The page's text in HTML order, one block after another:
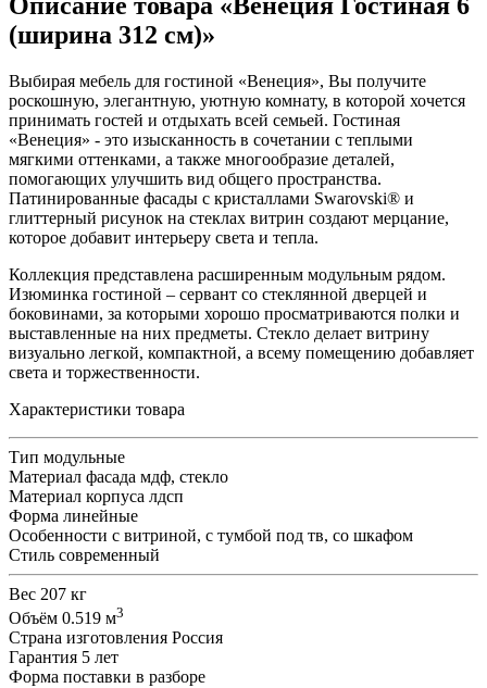
(ширина 312 см)»
Выбирая мебель для гостиной «Венеция», Вы получите
роскошную, элегантную, уютную комнату, в которой хочется
принимать гостей и отдыхать всей семьей. Гостиная
«Венеция» - это изысканность в сочетании с теплыми
мягкими оттенками, а также многообразие деталей,
помогающих улучшить вид общего пространства.
Патинированные фасады с кристаллами Swarovski® и
глиттерный рисунок на стеклах витрин создают мерцание,
которое добавит интерьеру света и тепла.
Коллекция представлена расширенным модульным рядом.
Изюминка гостиной – сервант со стеклянной дверцей и
боковинами, за которыми хорошо просматриваются полки и
выставленные на них предметы. Стекло делает витрину
визуально легкой, компактной, а всему помещению добавляет
света и торжественности.
Характеристики товара
Тип модульные
Материал фасада мдф, стекло
Материал корпуса лдсп
Форма линейные
Особенности с витриной, с тумбой под тв, со шкафом
Стиль современный
Вес 207 кг
Объём 0.519 м3
Страна изготовления Россия
Гарантия 5 лет
Форма поставки в разборе